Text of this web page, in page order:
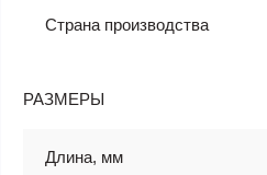
Страна производства
РАЗМЕРЫ
Длина, мм